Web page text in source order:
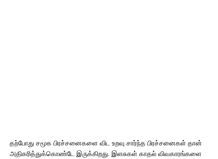
தற்போது சமூக பிரச்சனைகளை விட உறவு சார்ந்த பிரச்சனைகள் தான்
அதிகரித்துக்கொண்டே இருக்கிறது. இளசுகள் காதல் விவகாரங்களை